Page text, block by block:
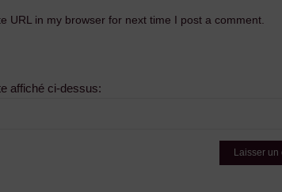
URL in my browser for next time I post a comment.
affiché ci-dessus: